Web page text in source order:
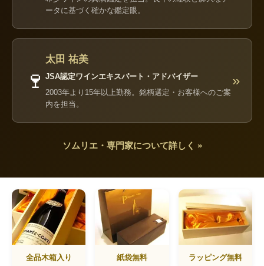
ータに基づく確かな鑑定眼。
🍷
太田 祐美
JSA認定ワインエキスパート・アドバイザー
2003年より15年以上勤務。銘柄選定・お客様へのご案
内を担当。
»
ソムリエ・専門家について詳しく »
全品木箱入り 紙袋無料 ラッピング無料